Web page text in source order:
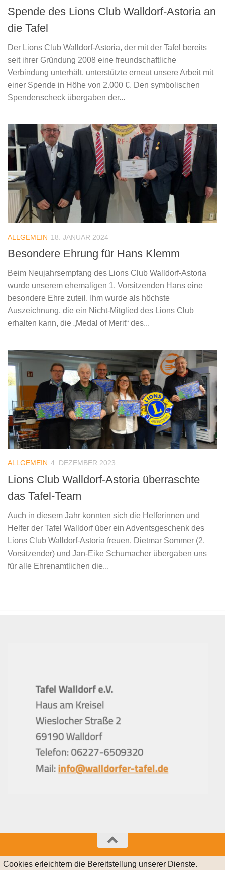
Spende des Lions Club Walldorf-Astoria an
die Tafel
Der Lions Club Walldorf-Astoria, der mit der Tafel bereits
seit ihrer Gründung 2008 eine freundschaftliche
Verbindung unterhält, unterstützte erneut unsere Arbeit mit
einer Spende in Höhe von 2.000 €. Den symbolischen
Spendenscheck übergaben der...
ALLGEMEIN 18. JANUAR 2024
Besondere Ehrung für Hans Klemm
Beim Neujahrsempfang des Lions Club Walldorf-Astoria
wurde unserem ehemaligen 1. Vorsitzenden Hans eine
besondere Ehre zuteil. Ihm wurde als höchste
Auszeichnung, die ein Nicht-Mitglied des Lions Club
erhalten kann, die „Medal of Merit“ des...
ALLGEMEIN 4. DEZEMBER 2023
Lions Club Walldorf-Astoria überraschte
das Tafel-Team
Auch in diesem Jahr konnten sich die Helferinnen und
Helfer der Tafel Walldorf über ein Adventsgeschenk des
Lions Club Walldorf-Astoria freuen. Dietmar Sommer (2.
Vorsitzender) und Jan-Eike Schumacher übergaben uns
für alle Ehrenamtlichen die...
© 2021 Walldorfer Tafel e.V.
Cookies erleichtern die Bereitstellung unserer Dienste.